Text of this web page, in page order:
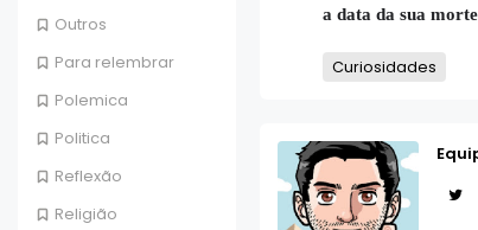
Outros
Para relembrar
Polemica
Politica
Reflexão
Religião
a data da sua
Curiosidades